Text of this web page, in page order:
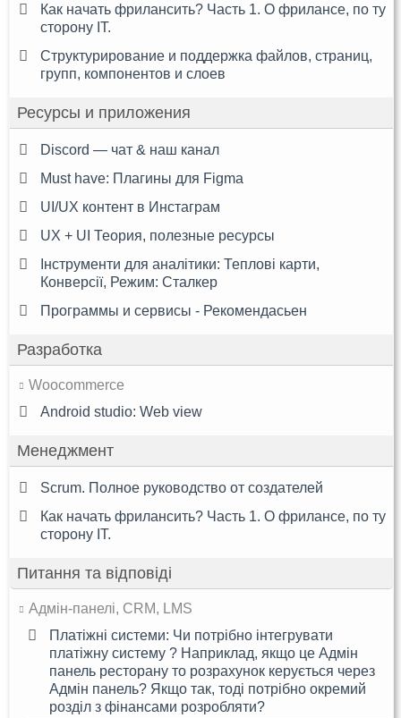
Как начать фрилансить? Часть 1. О фрилансе, по ту
сторону IT.
Структурирование и поддержка файлов, страниц,
групп, компонентов и слоев
Ресурсы и приложения
Discord — чат & наш канал
Must have: Плагины для Figma
UI/UX контент в Инстаграм
UX + UI Теория, полезные ресурсы
Інструменти для аналітики: Теплові карти,
Конверсії, Режим: Сталкер
Программы и сервисы - Рекомендасьен
Разработка
Woocommerce
Android studio: Web view
Менеджмент
Scrum. Полное руководство от создателей
Как начать фрилансить? Часть 1. О фрилансе, по ту
сторону IT.
Питання та відповіді
Адмін-панелі, CRM, LMS
Платіжні системи: Чи потрібно інтегрувати
платіжну систему ? Наприклад, якщо це Адмін
панель ресторану то розрахунок керується через
Адмін панель? Якщо так, тоді потрібно окремий
розділ з фінансами розробляти?